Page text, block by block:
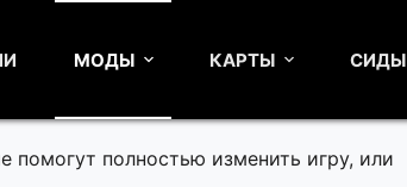
МОДЫ КАРТЫ СИДЫ
помогут полностью изменить игру, или